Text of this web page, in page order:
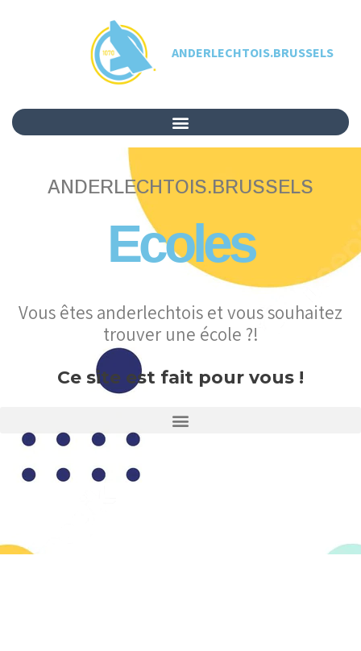
ANDERLECHTOIS.BRUSSELS
ANDERLECHTOIS.BRUSSELS
Ecoles
Vous êtes anderlechtois et vous souhaitez
trouver une école ?!
Ce site est fait pour vous !